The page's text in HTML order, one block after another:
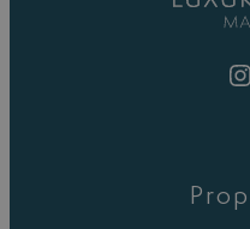
Instagram